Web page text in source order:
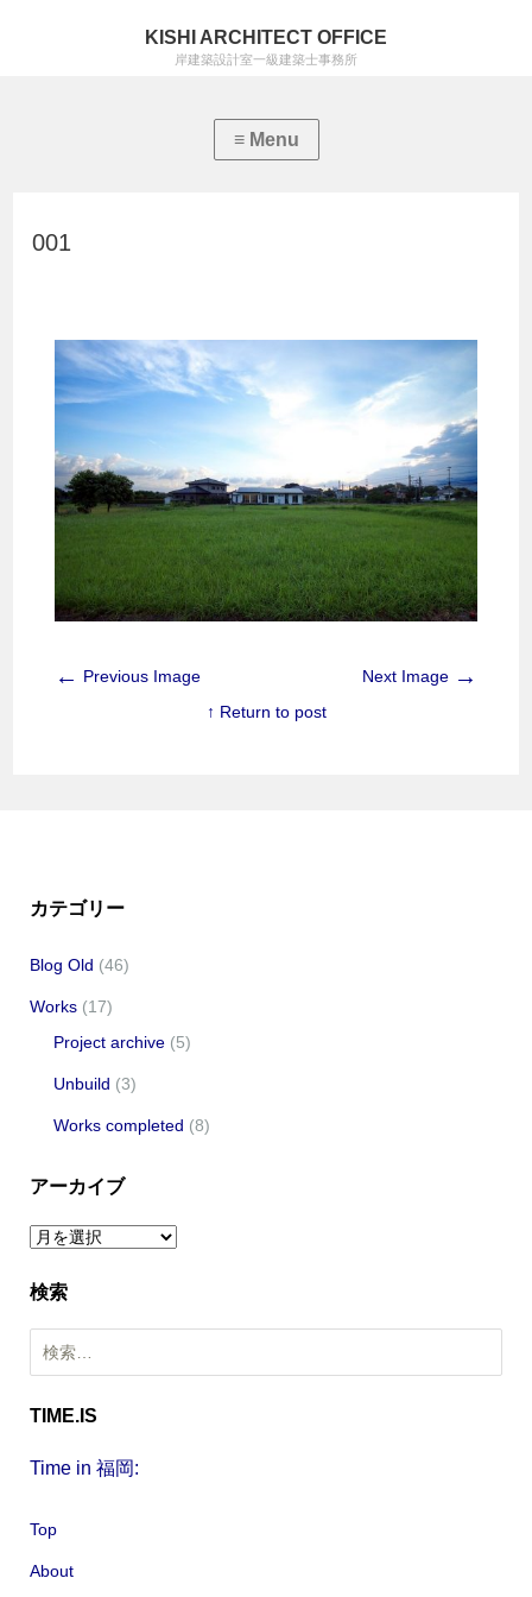
KISHI ARCHITECT OFFICE
岸建築設計室一級建築士事務所
001
← Previous Image Next Image →
↑ Return to post
カテゴリー
Blog Old (46)
Works (17)
Project archive (5)
Unbuild (3)
Works completed (8)
アーカイブ
ア
カ
イ
ブ
検索
索
TIME.IS
Time in 福岡:
Top
About